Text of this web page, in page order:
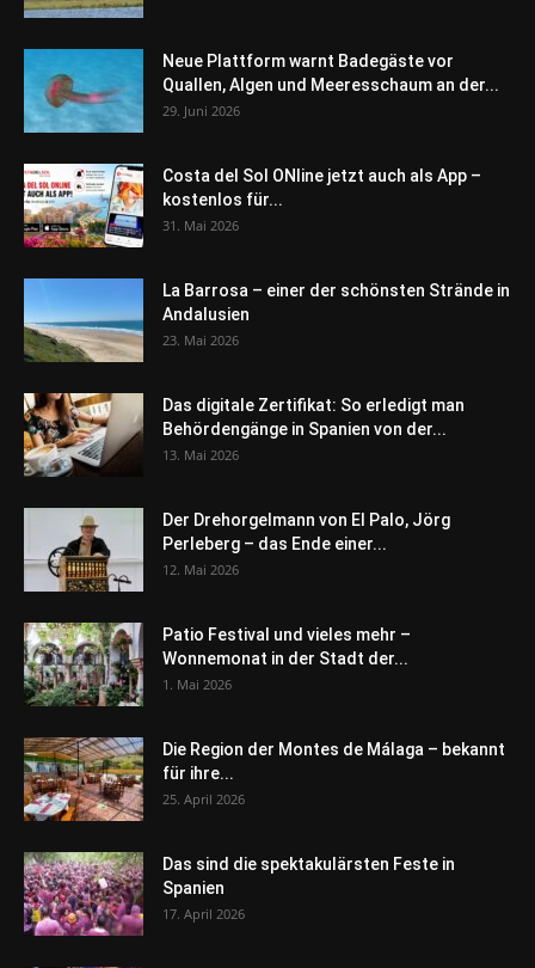
Neue Plattform warnt Badegäste vor
Quallen, Algen und Meeresschaum an der...
29. Juni 2026
Costa del Sol ONline jetzt auch als App –
kostenlos für...
31. Mai 2026
La Barrosa – einer der schönsten Strände in
Andalusien
23. Mai 2026
Das digitale Zertifikat: So erledigt man
Behördengänge in Spanien von der...
13. Mai 2026
Der Drehorgelmann von El Palo, Jörg
Perleberg – das Ende einer...
12. Mai 2026
Patio Festival und vieles mehr –
Wonnemonat in der Stadt der...
1. Mai 2026
Die Region der Montes de Málaga – bekannt
für ihre...
25. April 2026
Das sind die spektakulärsten Feste in
Spanien
17. April 2026